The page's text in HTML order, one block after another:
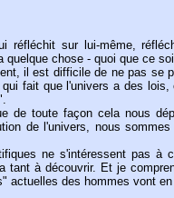
réfléchit sur lui-même,
quelque chose - quoi que ce
il est difficile de ne pas se
fait que l'univers a des
de toute façon cela nous
de l'univers, nous
ne s'intéressent pas à
tant à découvrir. Et je
actuelles des hommes vont en